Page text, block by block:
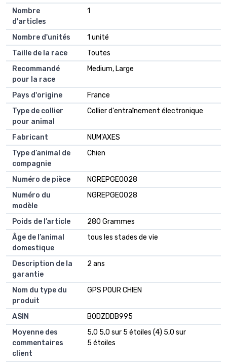
Nombre
d'articles
1
Nombre d'unités
1 unité
Taille de la race
Toutes
Recommandé
pour la race
Medium, Large
Pays d'origine
France
Type de collier
pour animal
Collier d'entraînement électronique
Fabricant
NUM'AXES
Type d’animal de
compagnie
Chien
Numéro de pièce
NGREPGEO028
Numéro du
modèle
NGREPGEO028
Poids de l’article
280 Grammes
Âge de l’animal
domestique
tous les stades de vie
Description de la
garantie
2 ans
Nom du type du
produit
GPS POUR CHIEN
ASIN
B0DZDDB995
Moyenne des
commentaires
client
5,0 5,0 sur 5 étoiles (4) 5,0 sur
5 étoiles